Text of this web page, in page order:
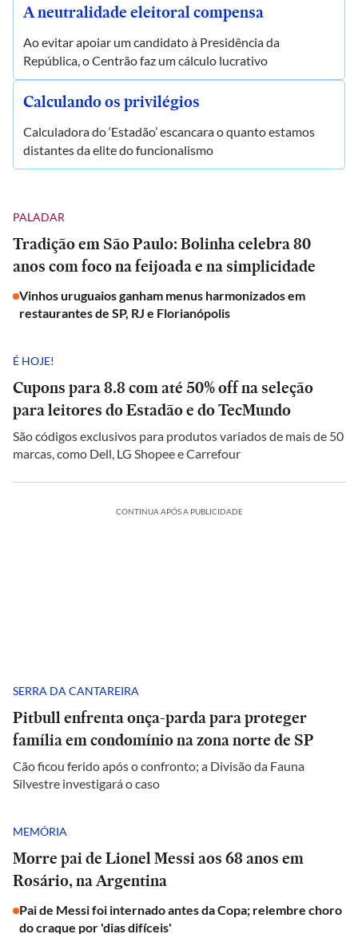
A neutralidade eleitoral compensa
Ao evitar apoiar um candidato à Presidência da
República, o Centrão faz um cálculo lucrativo
Calculando os privilégios
Calculadora do ‘Estadão’ escancara o quanto estamos
distantes da elite do funcionalismo
PALADAR
Tradição em São Paulo: Bolinha celebra 80
anos com foco na feijoada e na simplicidade
Vinhos uruguaios ganham menus harmonizados em
restaurantes de SP, RJ e Florianópolis
É HOJE!
Cupons para 8.8 com até 50% off na seleção
para leitores do Estadão e do TecMundo
São códigos exclusivos para produtos variados de mais de 50
marcas, como Dell, LG Shopee e Carrefour
CONTINUA APÓS A PUBLICIDADE
SERRA DA CANTAREIRA
Pitbull enfrenta onça-parda para proteger
família em condomínio na zona norte de SP
Cão ficou ferido após o confronto; a Divisão da Fauna
Silvestre investigará o caso
MEMÓRIA
Morre pai de Lionel Messi aos 68 anos em
Rosário, na Argentina
Pai de Messi foi internado antes da Copa; relembre choro
do craque por 'dias difíceis'